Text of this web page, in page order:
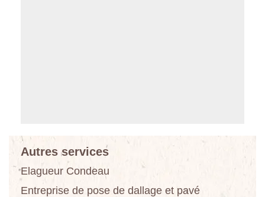
Autres services
Elagueur Condeau
Entreprise de pose de dallage et pavé